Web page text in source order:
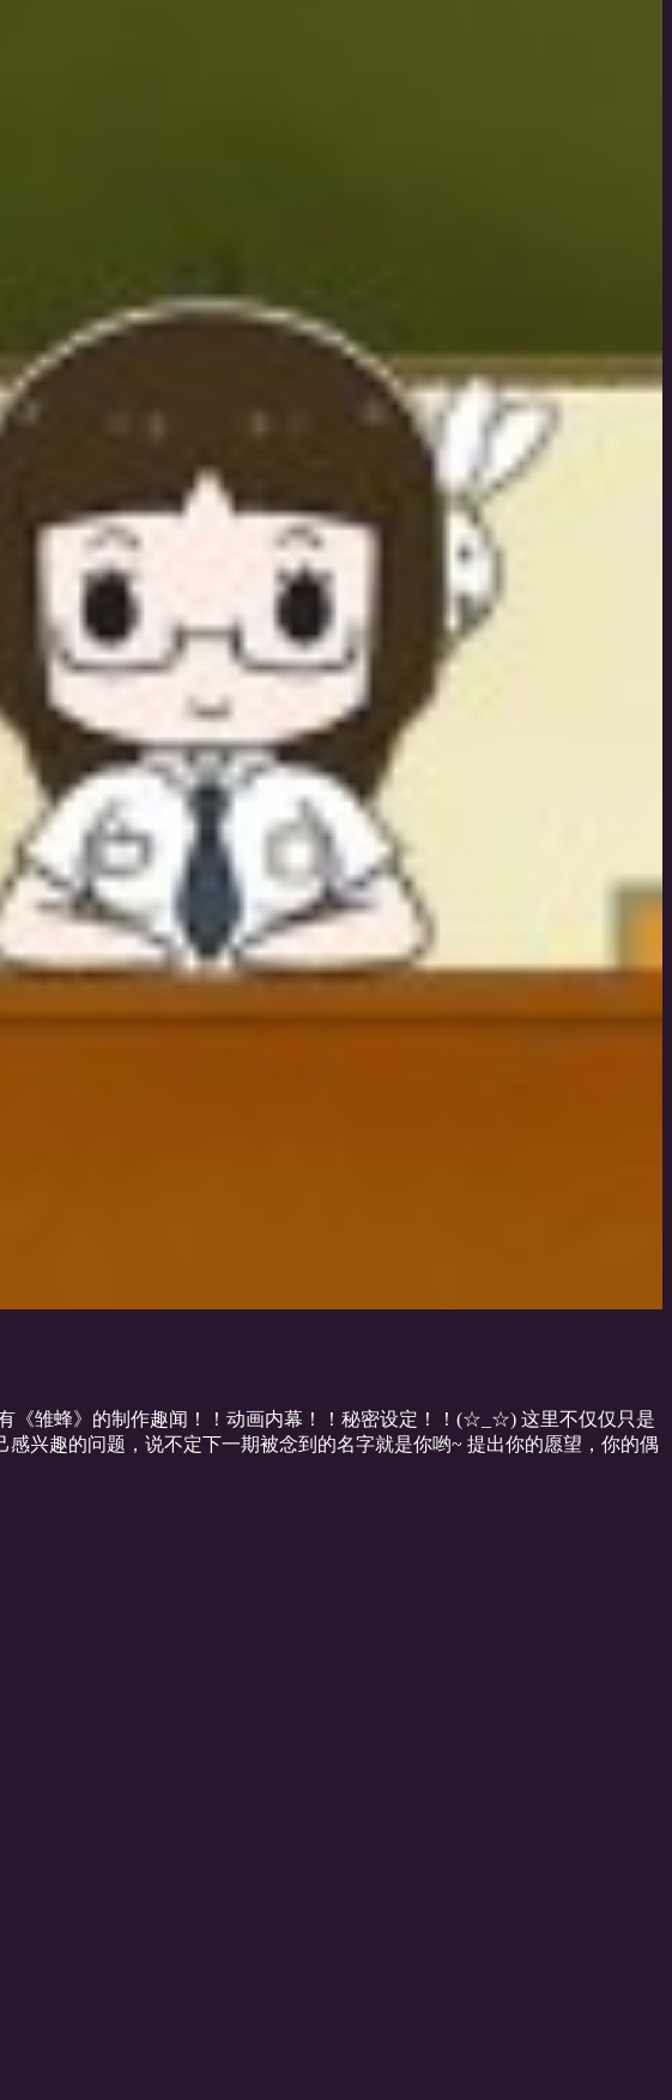
雏蜂》的制作趣闻！！动画内幕！！秘密设定！！(☆_☆) 这里不仅仅只是
兴趣的问题，说不定下一期被念到的名字就是你哟~ 提出你的愿望，你的偶